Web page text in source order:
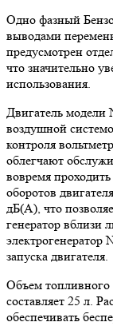
Одно фазный
выводами
предусмотрен
что значительно
использования.
Двигатель модели
воздушной
контроля
облегчают
вовремя
оборотов
дБ(А), что
генератор
электрогенератор
запуска двигателя.
Объем топливного
составляет 25 л.
обеспечивать